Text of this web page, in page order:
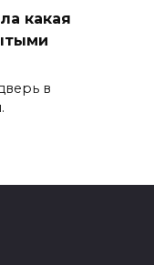
какая
в